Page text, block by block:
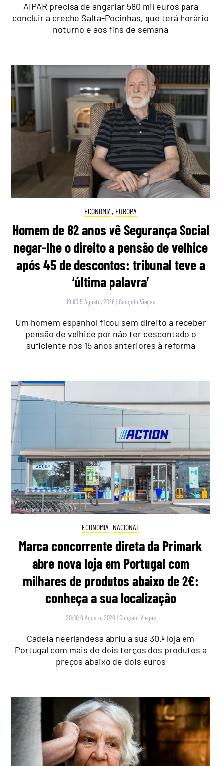
AIPAR precisa de angariar 580 mil euros para
concluir a creche Salta-Pocinhas, que terá horário
noturno e aos fins de semana
ECONOMIA , EUROPA
Homem de 82 anos vê Segurança Social
negar-lhe o direito a pensão de velhice
após 45 de descontos: tribunal teve a
‘última palavra’
19:00 5 Agosto, 2026 | Gonçalo Viegas
Um homem espanhol ficou sem direito a receber
pensão de velhice por não ter descontado o
suficiente nos 15 anos anteriores à reforma
ECONOMIA , NACIONAL
Marca concorrente direta da Primark
abre nova loja em Portugal com
milhares de produtos abaixo de 2€:
conheça a sua localização
20:00 6 Agosto, 2026 | Gonçalo Viegas
Cadeia neerlandesa abriu a sua 30.ª loja em
Portugal com mais de dois terços dos produtos a
preços abaixo de dois euros